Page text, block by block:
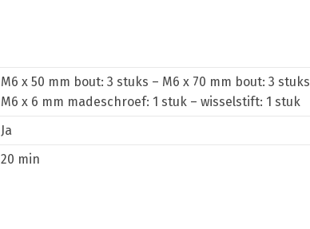
M6 x 50 mm bout: 3 stuks – M6 x 70 mm bout: 3 stuks
M6 x 6 mm madeschroef: 1 stuk – wisselstift: 1 stuk
Ja
20 min